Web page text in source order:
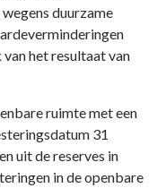
duurzame
het resultaat van
ruimte met een
31
uit de reserves in
in de openbare